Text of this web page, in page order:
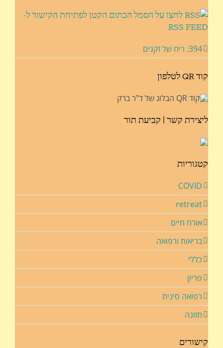
לחצו על הסמל הכתום הקטן לפתיחת הקישור ל-
RSS FEED
394: ריח של זקנים
קוד QR לטלפון
ליצירת קשר | קביעת תור
קטגוריות
COVID
retreat
אורח חיים
בריאות ורפואה
כללי
פריון
רפואה סינית
תזונה
קישורים